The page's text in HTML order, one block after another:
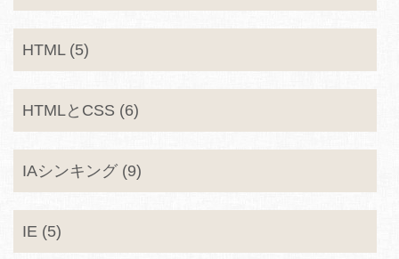
HTML (5)
HTMLとCSS (6)
IAシンキング (9)
IE (5)